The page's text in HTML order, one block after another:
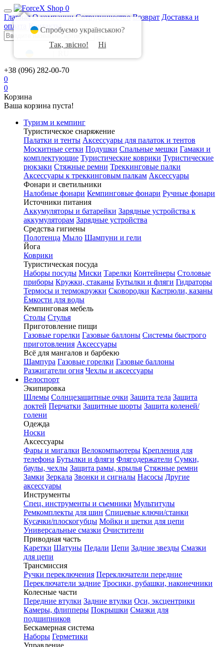
0
Главная О компании Сотрудничество Возврат Доставка и
оплата
Контакты
+38 (096) 282-00-70
0
0
Корзина
Ваша корзина пуста!
Туризм и кемпинг
Туристическое снаряжение
Палатки и тенты Аксессуары для палаток и тентов
Москитные сетки Подушки Спальные мешки Гамаки и
комплектующие Туристические коврики Туристические
рюкзаки Стяжные ремни Треккинговые палки
Аксессуары к треккинговым палкам Аксессуары
Фонари и светильники
Налобные фонари Кемпинговые фонари Ручные фонари
Источники питания
Аккумуляторы и батарейки Зарядные устройства к
аккумуляторам Зарядные устройства
Средства гигиены
Полотенца Мыло Шампуни и гели
Йога
Коврики
Туристическая посуда
Наборы посуды Миски Тарелки Контейнеры Столовые
приборы Кружки, стаканы Бутылки и фляги Гидраторы
Термосы и термокружки Сковородки Кастрюли, казаны
Ёмкости для воды
Кемпинговая мебель
Столы Стулья
Приготовление пищи
Газовые горелки Газовые баллоны Системы быстрого
приготовления Аксессуары
Всё для мангалов и барбекю
Шампура Газовые горелки Газовые баллоны
Разжигатели огня Чехлы и аксессуары
Велоспорт
Экипировка
Шлемы Солнцезащитные очки Защита тела Защита
локтей Перчатки Защитные шорты Защита коленей/
голени
Одежда
Носки
Аксессуары
Фары и мигалки Велокомпьютеры Крепления для
телефона Бутылки и фляги Флягодержатели Сумки,
баулы, чехлы Защита рамы, крылья Стяжные ремни
Замки Зеркала Звонки и сигналы Насосы Другие
аксессуары
Инструменты
Спец. инструменты и съемники Мультитулы
Ремкомплекты для шин Спицевые ключи/станки
Кусачки/плоскогубцы Мойки и щетки для цепи
Универсальные смазки Очистители
Приводная часть
Каретки Шатуны Педали Цепи Задние звезды Смазки
для цепи
Трансмиссия
Ручки переключения Переключатели передние
Переключатели задние Тросики, рубашки, наконечники
Колесные части
Передние втулки Задние втулки Оси, эксцентрики
Камеры, флипперы Покрышки Смазки для
подшипников
Бескамерная система
Наборы Герметики
Спробуємо українською?
Так, звісно!
Ні